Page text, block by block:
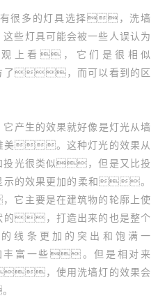
有很多的灯具选择，洗墙
灯具可能会被一些人误认为
上看，它们是很相似
了，而可以看到的区
生的效果就好像是灯光从墙
美。这种灯光的效果从
光很类似，但是又比投
的效果更加的柔和。
主要是在建筑物的轮廓上使
的，打造出来的也是整个
线条更加的突出和饱满一
富一些。但是相对来
，使用洗墙灯的效果会